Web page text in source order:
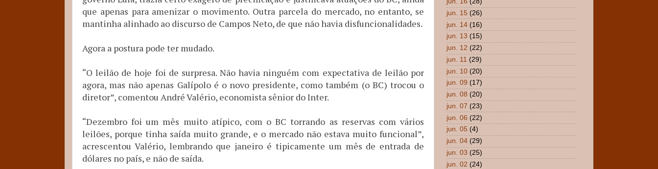
que apenas para amenizar o movimento. Outra parcela do mercado, no entanto, se
mantinha alinhado ao discurso de Campos Neto, de que não havia disfuncionalidades.
Agora a postura pode ter mudado.
“O leilão de hoje foi de surpresa. Não havia ninguém com expectativa de leilão por
agora, mas não apenas Galípolo é o novo presidente, como também (o BC) trocou o
diretor”, comentou André Valério, economista sênior do Inter.
“Dezembro foi um mês muito atípico, com o BC torrando as reservas com vários
leilões, porque tinha saída muito grande, e o mercado não estava muito funcional”,
acrescentou Valério, lembrando que janeiro é tipicamente um mês de entrada de
dólares no país, e não de saída.
jun. 15 (26)
jun. 14 (16)
jun. 13 (15)
jun. 12 (22)
jun. 11 (29)
jun. 10 (20)
jun. 09 (17)
jun. 08 (20)
jun. 07 (23)
jun. 06 (22)
jun. 05 (4)
jun. 04 (29)
jun. 03 (25)
jun. 02 (24)